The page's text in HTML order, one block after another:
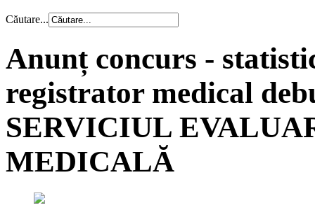
Căutare...
Anunț concurs -
registrator medical
SERVICIUL
MEDICALĂ